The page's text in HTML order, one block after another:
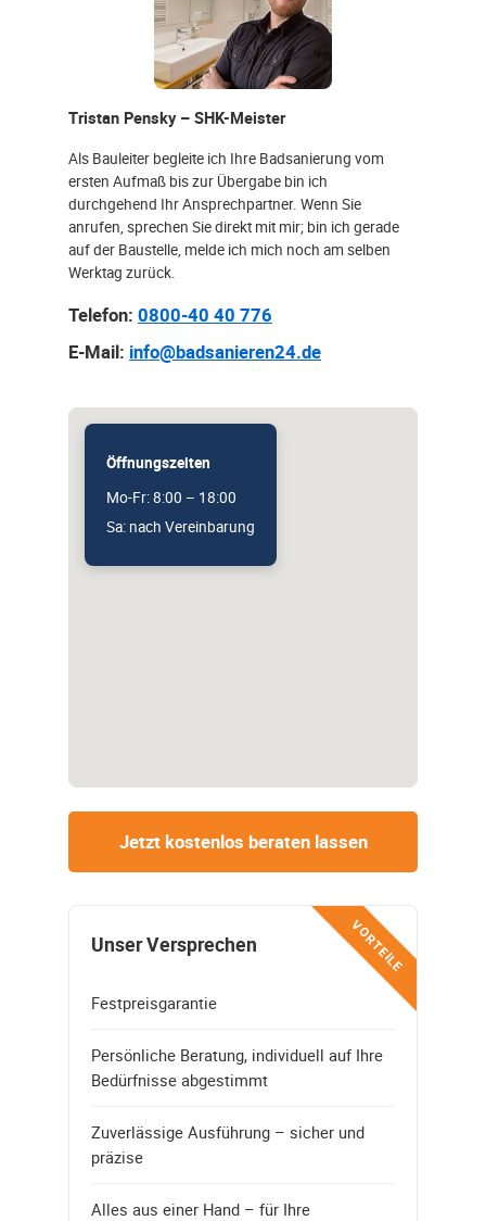
Tristan Pensky – SHK-Meister
Als Bauleiter begleite ich Ihre Badsanierung vom
ersten Aufmaß bis zur Übergabe bin ich
durchgehend Ihr Ansprechpartner. Wenn Sie
anrufen, sprechen Sie direkt mit mir; bin ich gerade
auf der Baustelle, melde ich mich noch am selben
Werktag zurück.
Telefon: 0800-40 40 776
E-Mail: info@badsanieren24.de
Öffnungszeiten
Mo-Fr: 8:00 – 18:00
Sa: nach Vereinbarung
Jetzt kostenlos beraten lassen
VORTEILE
Unser Versprechen
Festpreisgarantie
Persönliche Beratung, individuell auf Ihre
Bedürfnisse abgestimmt
Zuverlässige Ausführung – sicher und
präzise
Alles aus einer Hand – für Ihre